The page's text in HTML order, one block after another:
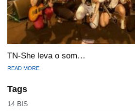
TN-She leva o som…
READ MORE
Tags
14 BIS